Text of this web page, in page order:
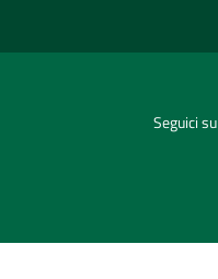
Seguici su